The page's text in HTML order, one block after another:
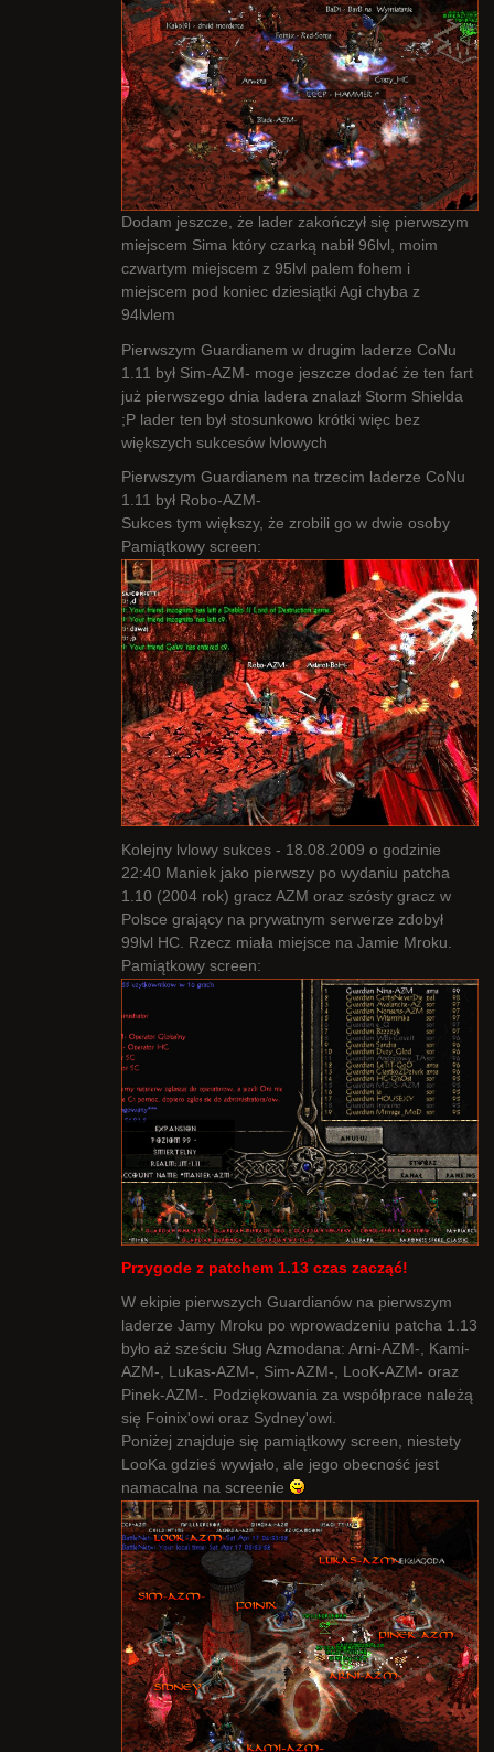
Dodam jeszcze, że lader zakończył się pierwszym
miejscem Sima który czarką nabił 96lvl, moim
czwartym miejscem z 95lvl palem fohem i
miejscem pod koniec dziesiątki Agi chyba z
94lvlem
Pierwszym Guardianem w drugim laderze CoNu
1.11 był Sim-AZM- moge jeszcze dodać że ten fart
już pierwszego dnia ladera znalazł Storm Shielda
;P lader ten był stosunkowo krótki więc bez
większych sukcesów lvlowych
Pierwszym Guardianem na trzecim laderze CoNu
1.11 był Robo-AZM-
Sukces tym większy, że zrobili go w dwie osoby
Pamiątkowy screen:
Kolejny lvlowy sukces - 18.08.2009 o godzinie
22:40 Maniek jako pierwszy po wydaniu patcha
1.10 (2004 rok) gracz AZM oraz szósty gracz w
Polsce grający na prywatnym serwerze zdobył
99lvl HC. Rzecz miała miejsce na Jamie Mroku.
Pamiątkowy screen:
Przygode z patchem 1.13 czas zacząć!
W ekipie pierwszych Guardianów na pierwszym
laderze Jamy Mroku po wprowadzeniu patcha 1.13
było aż sześciu Sług Azmodana: Arni-AZM-, Kami-
AZM-, Lukas-AZM-, Sim-AZM-, LooK-AZM- oraz
Pinek-AZM-. Podziękowania za współprace należą
się Foinix'owi oraz Sydney'owi.
Poniżej znajduje się pamiątkowy screen, niestety
LooKa gdzieś wywjało, ale jego obecność jest
namacalna na screenie